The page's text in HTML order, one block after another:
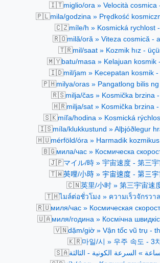
🇮🇹miglio/ora » Velocità cosmica
🇵🇱mila/godzina » Prędkość
🇨🇿míle/h » Kosmická rychlost
🇷🇴milă/oră » Viteza cosmică -
🇹🇷mil/saat » Kozmik hız -
🇲🇾batu/masa » Kelajuan kosmik
🇮🇩mil/jam » Kecepatan kosmik -
🇵🇭milya/oras » Pangatlong bilis
🇷🇸milja/čas » Kosmička brzina
🇭🇷milja/sat » Kosmička brzina
🇸🇰míľa/hodina » Kosmická
🇮🇸míla/klukkustund » Alþjóðlegur
🇭🇺mérföld/óra » Harmadik
🇧🇬мила/час » Космическа
🇯🇵マイル/時 » 宇宙速度 - 第三
🇹🇼英哩/小時 » 宇宙速度 - 第三宇
🇨🇳英里/小时 » 第三宇宙速
🇹🇭ไมล์ต่อชั่วโมง » ความเร็วจักรวา
🇷🇺миля/час » Космическая
🇺🇦миля/година » Космічна
🇻🇳dặm/giờ » Vận tốc vũ trụ -
🇰🇷마일/시 » 우주 속도 - 3
🇸🇦» السرعة الكونية - الثالثة